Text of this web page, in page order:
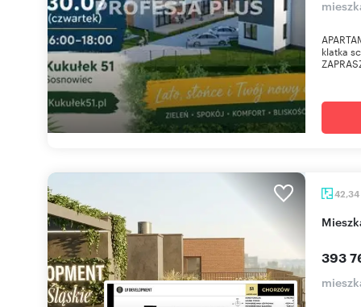
klatka
42,34
393